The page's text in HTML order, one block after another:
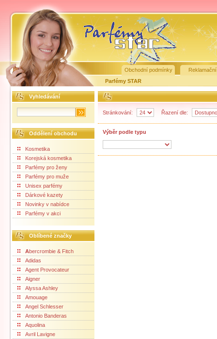
Obchodní podmínky
Parfémy STAR
Vyhledávání
Oddělení obchodu
Kosmetika
Korejská kosmetika
Parfémy pro ženy
Parfémy pro muže
Unisex parfémy
Dárkové kazety
Novinky v nabídce
Parfémy v akci
Oblíbené značky
Abercrombie & Fitch
Adidas
Agent Provocateur
Aigner
Alyssa Ashley
Amouage
Angel Schlesser
Antonio Banderas
Aquolina
Avril Lavigne
Stránkování: Řazení dle:
Výběr podle typu